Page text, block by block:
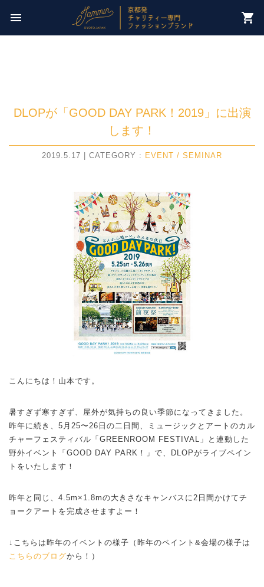
今週のチャリティー先は
【 NPO法人パレスチナ子どものキャンペーン 】
menu shopping_cart
DLOPが「GOOD DAY PARK！2019」に出演
します！
2019.5.17 | CATEGORY : EVENT / SEMINAR
こんにちは！山本です。
暑すぎず寒すぎず、屋外が気持ちの良い季節になってきました。
昨年に続き、5月25〜26日の二日間、ミュージックとアートのカル
チャーフェスティバル「GREENROOM FESTIVAL」と連動した
野外イベント「GOOD DAY PARK！」で、DLOPがライブペイン
トをいたします！
昨年と同じ、4.5m×1.8mの大きさなキャンバスに2日間かけてチ
ョークアートを完成させますよー！
↓こちらは昨年のイベントの様子（昨年のペイント&会場の様子は
こちらのブログから！）